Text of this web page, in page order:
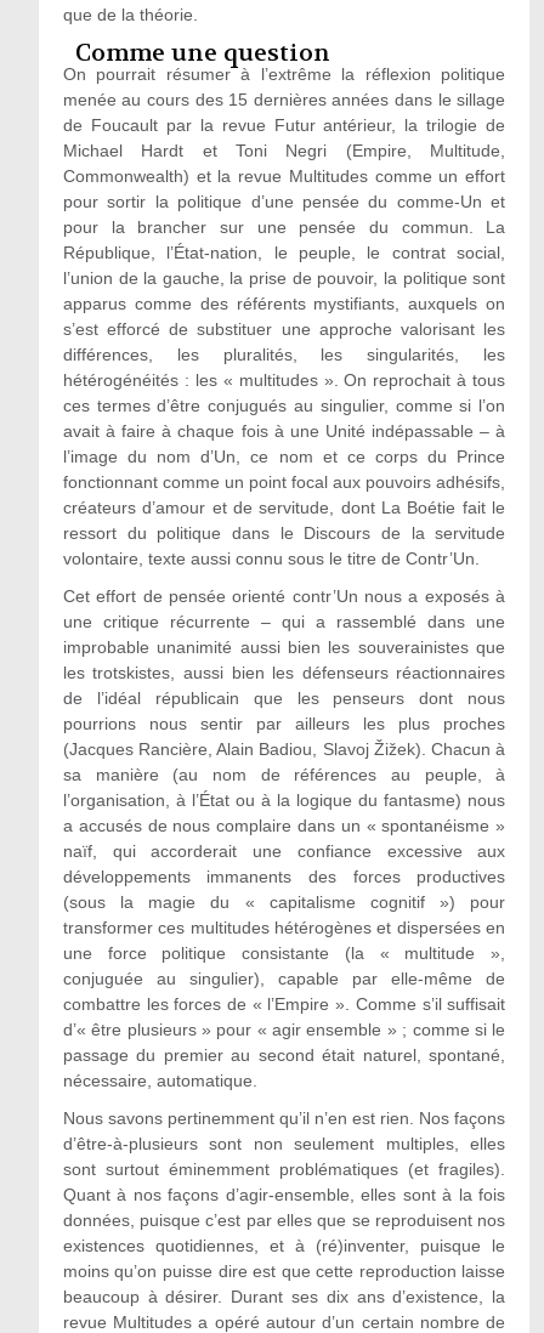
que de la théorie.
Comme une question
On pourrait résumer à l’extrême la réflexion politique
menée au cours des 15 dernières années dans le sillage
de Foucault par la revue Futur antérieur, la trilogie de
Michael Hardt et Toni Negri (Empire, Multitude,
Commonwealth) et la revue Multitudes comme un effort
pour sortir la politique d’une pensée du comme-Un et
pour la brancher sur une pensée du commun. La
République, l’État-nation, le peuple, le contrat social,
l’union de la gauche, la prise de pouvoir, la politique sont
apparus comme des référents mystifiants, auxquels on
s’est efforcé de substituer une approche valorisant les
différences, les pluralités, les singularités, les
hétérogénéités : les « multitudes ». On reprochait à tous
ces termes d’être conjugués au singulier, comme si l’on
avait à faire à chaque fois à une Unité indépassable – à
l’image du nom d’Un, ce nom et ce corps du Prince
fonctionnant comme un point focal aux pouvoirs adhésifs,
créateurs d’amour et de servitude, dont La Boétie fait le
ressort du politique dans le Discours de la servitude
volontaire, texte aussi connu sous le titre de Contr’Un.
Cet effort de pensée orienté contr’Un nous a exposés à
une critique récurrente – qui a rassemblé dans une
improbable unanimité aussi bien les souverainistes que
les trotskistes, aussi bien les défenseurs réactionnaires
de l’idéal républicain que les penseurs dont nous
pourrions nous sentir par ailleurs les plus proches
(Jacques Rancière, Alain Badiou, Slavoj Žižek). Chacun à
sa manière (au nom de références au peuple, à
l’organisation, à l’État ou à la logique du fantasme) nous
a accusés de nous complaire dans un « spontanéisme »
naïf, qui accorderait une confiance excessive aux
développements immanents des forces productives
(sous la magie du « capitalisme cognitif ») pour
transformer ces multitudes hétérogènes et dispersées en
une force politique consistante (la « multitude »,
conjuguée au singulier), capable par elle-même de
combattre les forces de « l’Empire ». Comme s’il suffisait
d’« être plusieurs » pour « agir ensemble » ; comme si le
passage du premier au second était naturel, spontané,
nécessaire, automatique.
Nous savons pertinemment qu’il n’en est rien. Nos façons
d’être-à-plusieurs sont non seulement multiples, elles
sont surtout éminemment problématiques (et fragiles).
Quant à nos façons d’agir-ensemble, elles sont à la fois
données, puisque c’est par elles que se reproduisent nos
existences quotidiennes, et à (ré)inventer, puisque le
moins qu’on puisse dire est que cette reproduction laisse
beaucoup à désirer. Durant ses dix ans d’existence, la
revue Multitudes a opéré autour d’un certain nombre de